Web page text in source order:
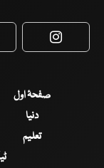
صفحۂ اول
دنیا
تعلیم